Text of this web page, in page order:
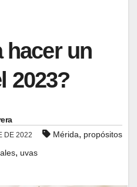
hacer un
2023?
DE 2022 Mérida, propósitos
, uvas